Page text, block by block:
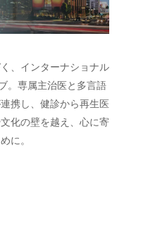
、インターナショナル
。専属主治医と多言語
携し、健診から再生医
化の壁を越え、心に寄
に。